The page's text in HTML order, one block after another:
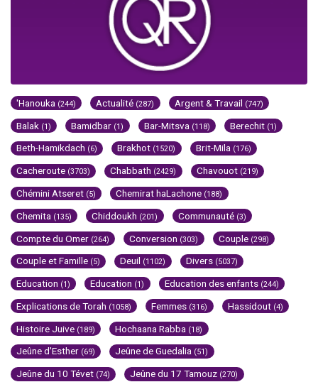
'Hanouka (244) Actualité (287) Argent & Travail (747)
Balak (1) Bamidbar (1) Bar-Mitsva (118) Berechit (1)
Beth-Hamikdach (6) Brakhot (1520) Brit-Mila (176)
Cacheroute (3703) Chabbath (2429) Chavouot (219)
Chémini Atseret (5) Chemirat haLachone (188)
Chemita (135) Chiddoukh (201) Communauté (3)
Compte du Omer (264) Conversion (303) Couple (298)
Couple et Famille (5) Deuil (1102) Divers (5037)
Education (1) Education (1) Education des enfants (244)
Explications de Torah (1058) Femmes (316) Hassidout (4)
Histoire Juive (189) Hochaana Rabba (18)
Jeûne d'Esther (69) Jeûne de Guedalia (51)
Jeûne du 10 Tévet (74) Jeûne du 17 Tamouz (270)